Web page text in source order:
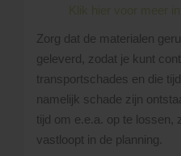
Klik hier voor meer
Zorg dat de materialen
geleverd, zodat je kunt
transportschades en die
namelijk schade zijn
tijd om e.e.a. op te lossen,
vastloopt in de planning.